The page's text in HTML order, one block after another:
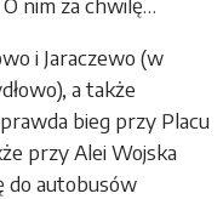
i Jaraczewo (w
a także
bieg przy Placu
przy Alei Wojska
do autobusów